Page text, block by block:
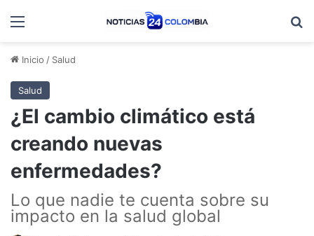
Menú
Inicio / Salud
Salud
¿El cambio climático está
creando nuevas
enfermedades?
Lo que nadie te cuenta sobre su
impacto en la salud global